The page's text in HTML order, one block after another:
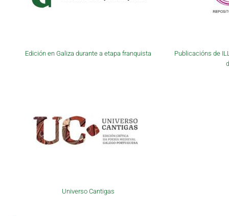
Edición en Galiza durante a etapa franquista
Publicacións de
Universo Cantigas